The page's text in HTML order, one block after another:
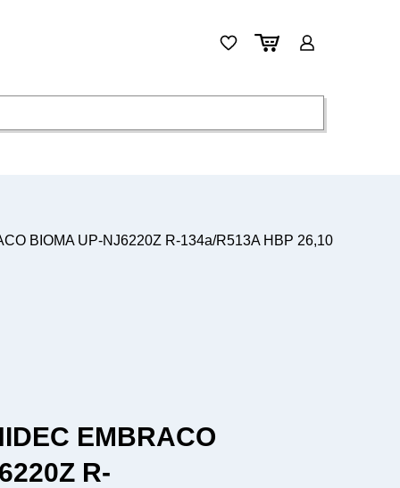
BIOMA UP-NJ6220Z R-134a/R513A HBP 26,10
EMBRACO
R-